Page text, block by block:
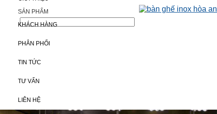
SẢN PHẨM
KHÁCH HÀNG
PHÂN PHỐI
TIN TỨC
TƯ VẤN
LIÊN HỆ